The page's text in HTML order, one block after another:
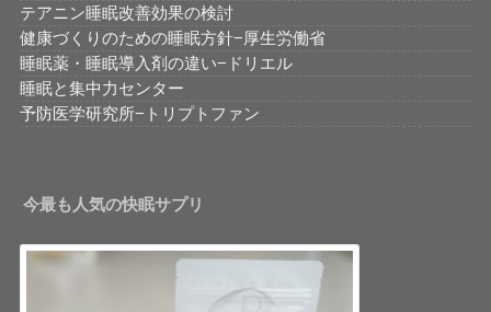
テアニン睡眠改善効果の検討
健康づくりのための睡眠方針−厚生労働省
睡眠薬・睡眠導入剤の違い−ドリエル
睡眠と集中力センター
予防医学研究所−トリプトファン
今最も人気の快眠サプリ